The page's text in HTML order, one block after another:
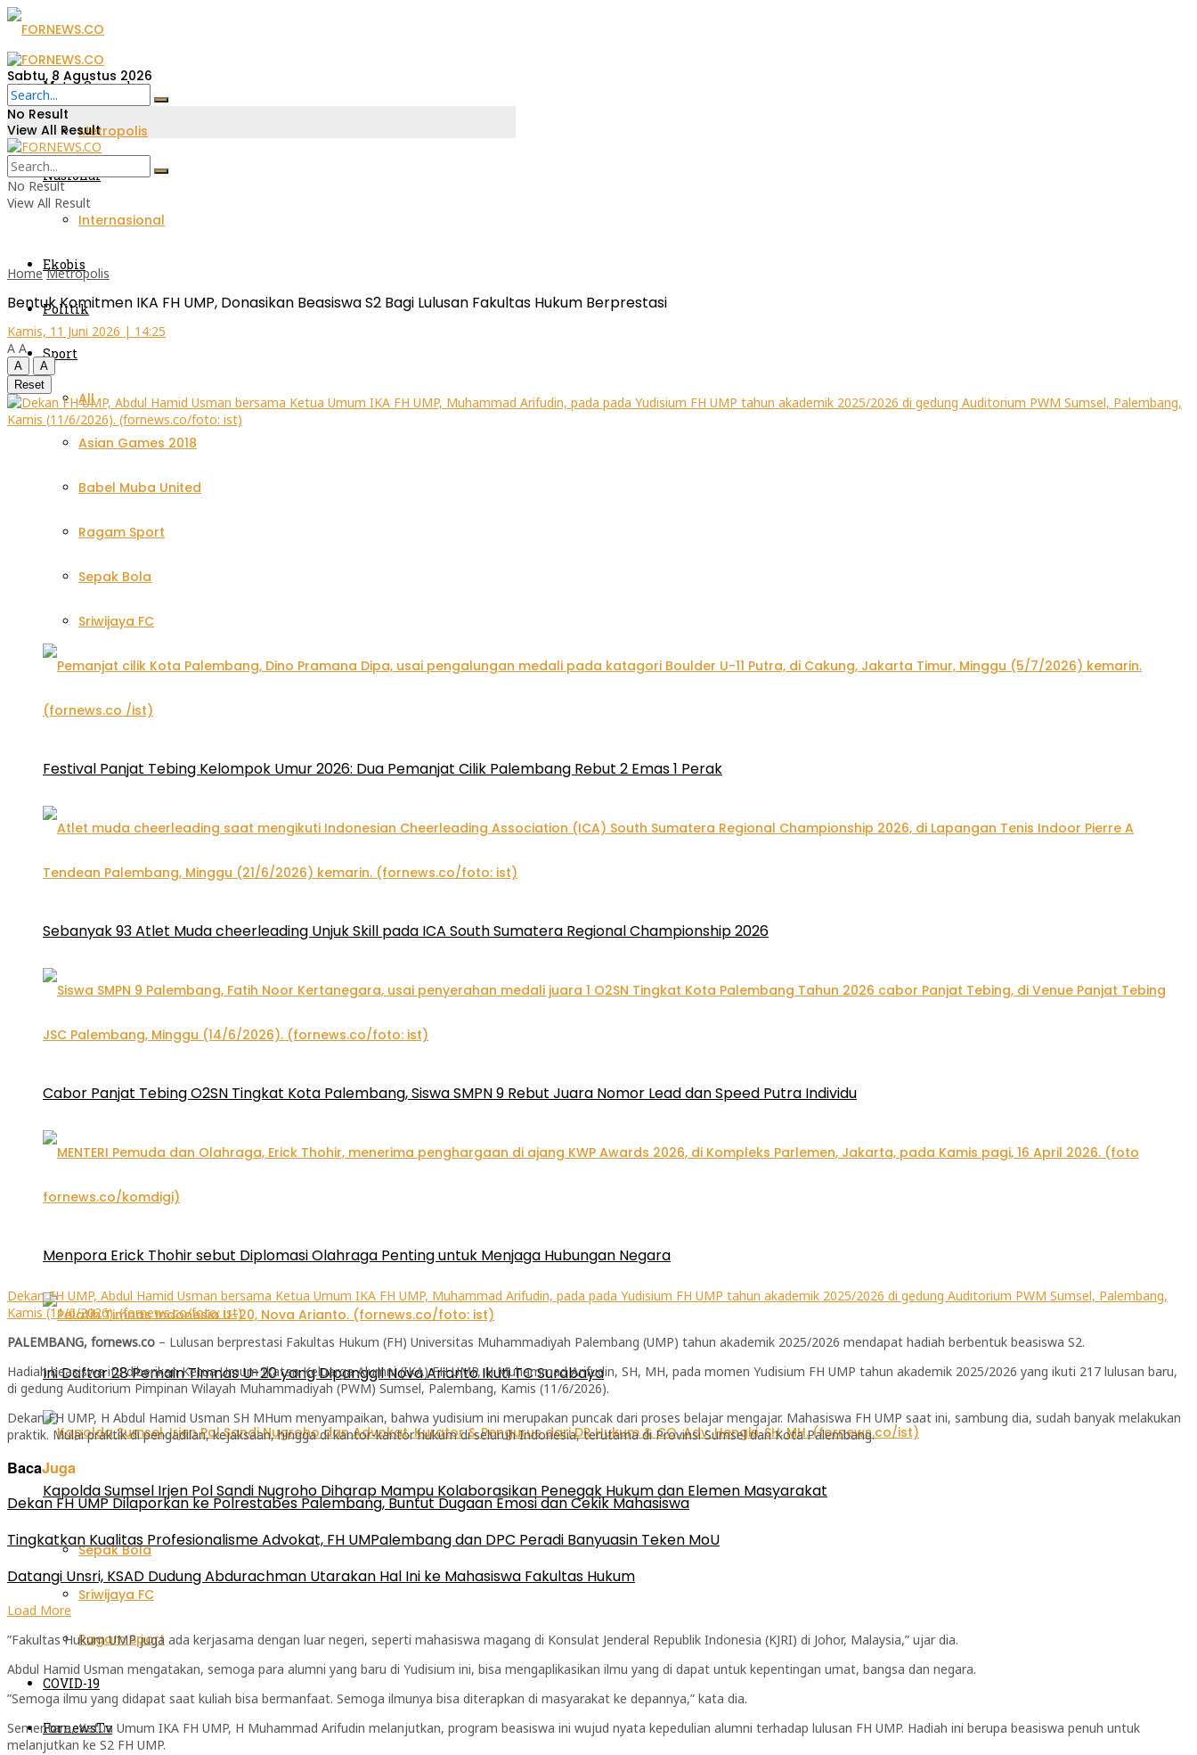
Metro Sumsel
Metropolis
Nasional
Internasional
Ekobis
Politik
Sport
All
Asian Games 2018
Babel Muba United
Ragam Sport
Sepak Bola
Sriwijaya FC
Festival Panjat Tebing Kelompok Umur 2026: Dua Pemanjat Cilik Palembang Rebut 2 Emas 1 Perak
Sebanyak 93 Atlet Muda cheerleading Unjuk Skill pada ICA South Sumatera Regional Championship 2026
Cabor Panjat Tebing O2SN Tingkat Kota Palembang, Siswa SMPN 9 Rebut Juara Nomor Lead dan Speed Putra Individu
Menpora Erick Thohir sebut Diplomasi Olahraga Penting untuk Menjaga Hubungan Negara
Ini Daftar 28 Pemain Timnas U-20 yang Dipanggil Nova Arianto Ikuti TC Surabaya
Kapolda Sumsel Irjen Pol Sandi Nugroho Diharap Mampu Kolaborasikan Penegak Hukum dan Elemen Masyarakat
Sepak Bola
Sriwijaya FC
Ragam Sport
COVID-19
FornewsTv
Sabtu, 8 Agustus 2026
No Result
View All Result
No Result
View All Result
Home Metropolis
Bentuk Komitmen IKA FH UMP, Donasikan Beasiswa S2 Bagi Lulusan Fakultas Hukum Berprestasi
Kamis, 11 Juni 2026 | 14:25
A A
A
A
Reset
Dekan FH UMP, Abdul Hamid Usman bersama Ketua Umum IKA FH UMP, Muhammad Arifudin, pada pada Yudisium FH UMP tahun akademik 2025/2026 di gedung Auditorium PWM Sumsel, Palembang,
Kamis (11/6/2026). (fornews.co/foto: ist)
PALEMBANG, fornews.co – Lulusan berprestasi Fakultas Hukum (FH) Universitas Muhammadiyah Palembang (UMP) tahun akademik 2025/2026 mendapat hadiah berbentuk beasiswa S2.
Hadiah beasiswa itu diberikan Ketua Umum Ikatan Keluarga Alumni (IKA) FH UMP, H Muhammad Arifudin, SH, MH, pada momen Yudisium FH UMP tahun akademik 2025/2026 yang ikuti 217 lulusan baru,
di gedung Auditorium Pimpinan Wilayah Muhammadiyah (PWM) Sumsel, Palembang, Kamis (11/6/2026).
Dekan FH UMP, H Abdul Hamid Usman SH MHum menyampaikan, bahwa yudisium ini merupakan puncak dari proses belajar mengajar. Mahasiswa FH UMP saat ini, sambung dia, sudah banyak melakukan
praktik. Mulai praktik di pengadilan, kejaksaan, hingga di kantor-kantor hukum di seluruh Indonesia, terutama di Provinsi Sumsel dan Kota Palembang.
BacaJuga
Dekan FH UMP Dilaporkan ke Polrestabes Palembang, Buntut Dugaan Emosi dan Cekik Mahasiswa
Tingkatkan Kualitas Profesionalisme Advokat, FH UMPalembang dan DPC Peradi Banyuasin Teken MoU
Datangi Unsri, KSAD Dudung Abdurachman Utarakan Hal Ini ke Mahasiswa Fakultas Hukum
Load More
”Fakultas Hukum UMP juga ada kerjasama dengan luar negeri, seperti mahasiswa magang di Konsulat Jenderal Republik Indonesia (KJRI) di Johor, Malaysia,” ujar dia.
Abdul Hamid Usman mengatakan, semoga para alumni yang baru di Yudisium ini, bisa mengaplikasikan ilmu yang di dapat untuk kepentingan umat, bangsa dan negara.
”Semoga ilmu yang didapat saat kuliah bisa bermanfaat. Semoga ilmunya bisa diterapkan di masyarakat ke depannya,” kata dia.
Sementara, Ketua Umum IKA FH UMP, H Muhammad Arifudin melanjutkan, program beasiswa ini wujud nyata kepedulian alumni terhadap lulusan FH UMP. Hadiah ini berupa beasiswa penuh untuk
melanjutkan ke S2 FH UMP.